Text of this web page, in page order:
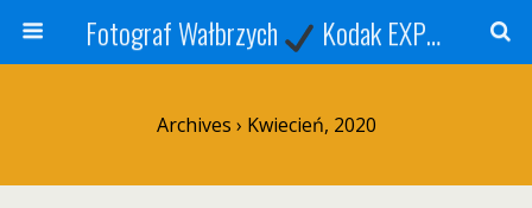
Fotograf Wałbrzych Kodak EXPRESS
Archives › Kwiecień, 2020